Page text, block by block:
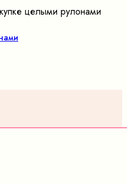
целыми рулонами